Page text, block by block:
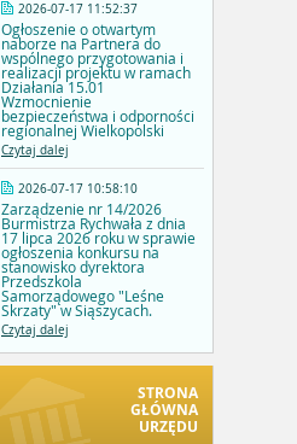
2026-07-17 11:52:37
Ogłoszenie o otwartym
naborze na Partnera do
wspólnego przygotowania i
realizacji projektu w ramach
Działania 15.01
Wzmocnienie
bezpieczeństwa i odporności
regionalnej Wielkopolski
Czytaj dalej
2026-07-17 10:58:10
Zarządzenie nr 14/2026
Burmistrza Rychwała z dnia
17 lipca 2026 roku w sprawie
ogłoszenia konkursu na
stanowisko dyrektora
Przedszkola
Samorządowego "Leśne
Skrzaty" w Siąszycach.
Czytaj dalej
STRONA
GŁÓWNA
URZĘDU